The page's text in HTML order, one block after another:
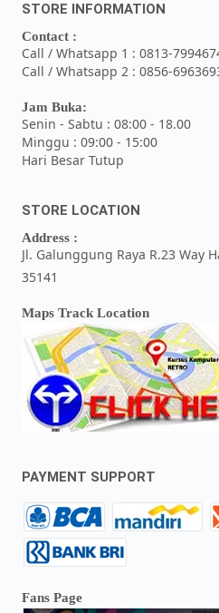
STORE INFORMATION
Contact :
Call / Whatsapp 1 : 0813-
Call / Whatsapp 2 : 0856-
Jam Buka:
Senin - Sabtu : 08:00 - 18.00
Minggu : 09:00 - 15:00
Hari Besar Tutup
STORE LOCATION
Address :
Jl. Galunggung Raya R.23 Way
35141
Maps Track Location
PAYMENT SUPPORT
Fans Page